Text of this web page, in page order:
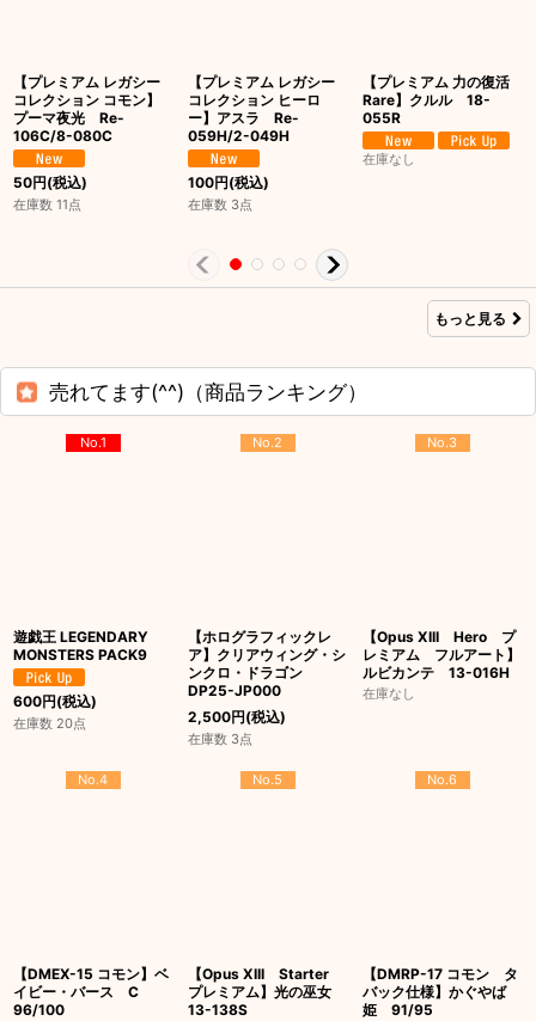
【プレミアム レガシー
コレクション コモン】
プーマ夜光 Re-
106C/8-080C
50円(税込)
在庫数 11点
【プレミアム レガシー
コレクション ヒーロ
ー】アスラ Re-
059H/2-049H
100円(税込)
在庫数 3点
【プレミアム 力の復活
Rare】クルル 18-
055R
在庫なし
もっと見る
売れてます(^^)（商品ランキング）
No.1
遊戯王 LEGENDARY
MONSTERS PACK9
600円(税込)
在庫数 20点
No.2
【ホログラフィックレ
ア】クリアウィング・シ
ンクロ・ドラゴン
DP25-JP000
2,500円(税込)
在庫数 3点
No.3
【Opus XIII Hero プ
レミアム フルアート】
ルビカンテ 13-016H
在庫なし
No.4
【DMEX-15 コモン】ベ
イビー・バース C
96/100
No.5
【Opus XIII Starter
プレミアム】光の巫女
13-138S
No.6
【DMRP-17 コモン タ
バック仕様】かぐやば
姫 91/95